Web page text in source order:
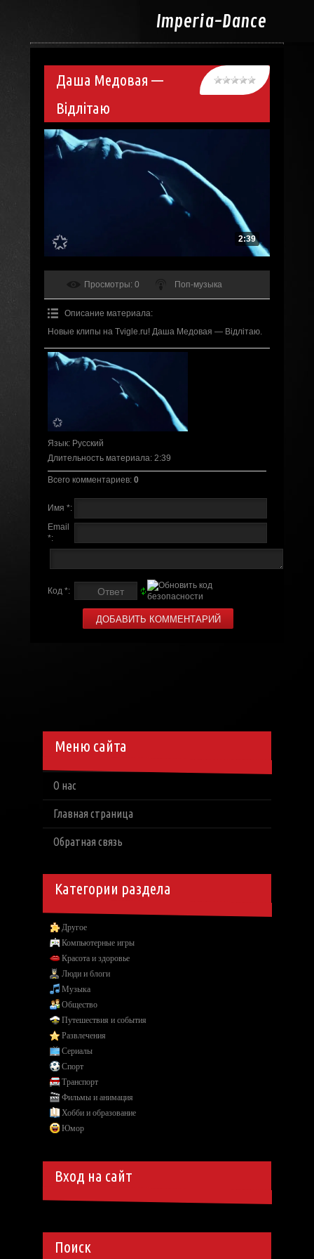
Imperia-Dance
Даша Медовая —
Відлітаю
2:39
Просмотры: 0 Поп-музыка
Описание материала:
Новые клипы на Tvigle.ru! Даша Медовая — Відлітаю.
Язык: Русский
Длительность материала: 2:39
Всего комментариев: 0
Имя *:
Email
*:
Код *:
Меню сайта
О нас
Главная страница
Обратная связь
Категории раздела
Другое
Компьютерные игры
Красота и здоровье
Люди и блоги
Музыка
Общество
Путешествия и события
Развлечения
Сериалы
Спорт
Транспорт
Фильмы и анимация
Хобби и образование
Юмор
Вход на сайт
Поиск